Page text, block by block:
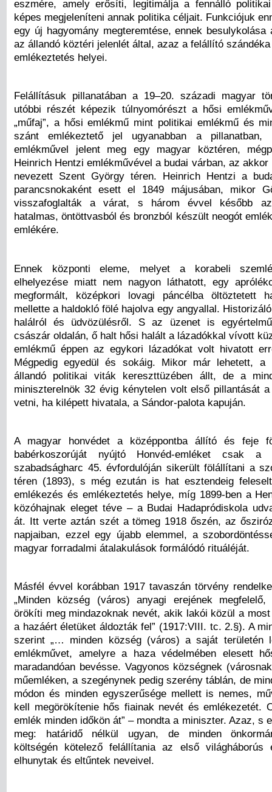
eszmére, amely erősíti, legitimálja a fennálló
képes megjeleníteni annak politika céljait. Funkciójuk
egy új hagyomány megteremtése, ennek besulykolása
az állandó köztéri jelenlét által, azaz a felállító
emlékeztetés helyei.
Felállításuk pillanatában a 19–20. századi magyar
utóbbi részét képezik túlnyomórészt a hősi
„műfaj”, a hősi emlékmű mint politikai emlékmű és
szánt emlékeztető jel ugyanabban a pillanatban,
emlékművel jelent meg egy magyar köztéren,
Heinrich Hentzi emlékművével a budai várban, az
nevezett Szent György téren. Heinrich Hentzi a
parancsnokaként esett el 1849 májusában, mikor
visszafoglalták a várat, s három évvel később
hatalmas, öntöttvasból és bronzból készült neogót
emlékére.
Ennek központi eleme, melyet a korabeli
elhelyezése miatt nem nagyon láthatott, egy
megformált, középkori lovagi páncélba öltöztetett
mellette a haldokló fölé hajolva egy angyallal.
halálról és üdvözülésről. S az üzenet is
császár oldalán, ő halt hősi halált a lázadókkal vívott
emlékmű éppen az egykori lázadókat volt hivatott
Mégpedig egyedül és sokáig. Mikor már lehetett, a
állandó politikai viták kereszttüzében állt, de a
miniszterelnök 32 évig kénytelen volt első pillantását
vetni, ha kilépett hivatala, a Sándor-palota kapuján.
A magyar honvédet a középpontba állító és feje
babérkoszorúját nyújtó Honvéd-emléket csak a
szabadságharc 45. évfordulóján sikerült fölállítani a
téren (1893), s még ezután is hat esztendeig
emlékezés és emlékeztetés helye, míg 1899-ben a
közóhajnak eleget téve – a Budai Hadapródiskola
át. Itt verte aztán szét a tömeg 1918 őszén, az
napjaiban, ezzel egy újabb elemmel, a
magyar forradalmi átalakulások formálódó rituáléját.
Másfél évvel korábban 1917 tavaszán törvény
„Minden község (város) anyagi erejének megfelelő,
örökíti meg mindazoknak nevét, akik lakói közül a most
a hazáért életüket áldozták fel” (1917:VIII. tc. 2.§). A
szerint „… minden község (város) a saját területén
emlékművet, amelyre a haza védelmében elesett
maradandóan bevésse. Vagyonos községnek
műemléken, a szegénynek pedig szerény táblán, de
módon és minden egyszerűsége mellett is nemes,
kell megörökítenie hős fiainak nevét és emlékezetét.
emlék minden időkön át” – mondta a miniszter. Azaz, s
meg: határidő nélkül ugyan, de minden
költségén kötelező felállítania az első világháborús
elhunytak és eltűntek neveivel.